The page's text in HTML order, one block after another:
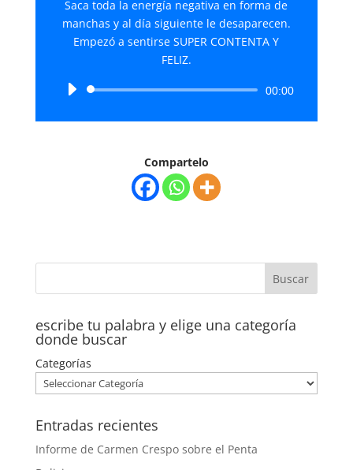
Saca toda la energía negativa en forma de
manchas y al día siguiente le desaparecen.
Empezó a sentirse SUPER CONTENTA Y
FELIZ.
Reproductor
audio
00:00
Compartelo
escribe tu palabra y elige una categoría
donde buscar
Categorías
Entradas recientes
Informe de Carmen Crespo sobre el Penta